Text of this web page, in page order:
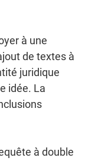
à une
de textes à
juridique
idée. La
à double